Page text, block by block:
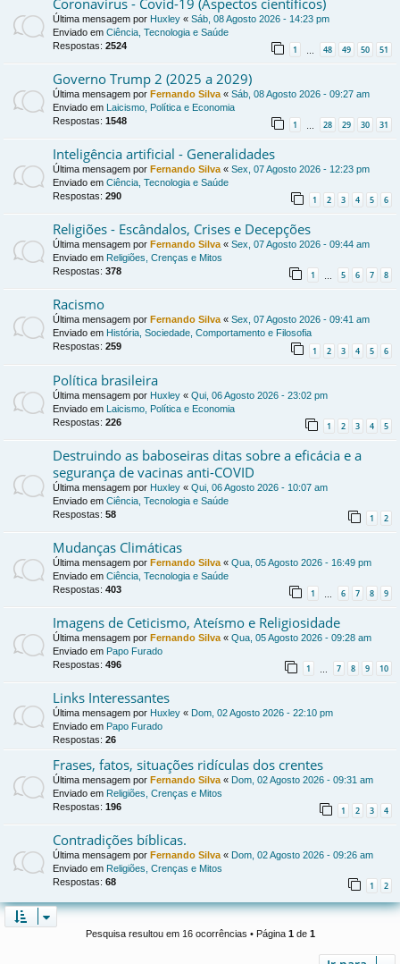
Coronavirus - Covid-19 (Aspectos científicos)
Última mensagem por Huxley « Sáb, 08 Agosto 2026 - 14:23 pm
Enviado em Ciência, Tecnologia e Saúde
Respostas: 2524 1 … 48 49 50 51
Governo Trump 2 (2025 a 2029)
Última mensagem por Fernando Silva « Sáb, 08 Agosto 2026 - 09:27 am
Enviado em Laicismo, Política e Economia
Respostas: 1548 1 … 28 29 30 31
Inteligência artificial - Generalidades
Última mensagem por Fernando Silva « Sex, 07 Agosto 2026 - 12:23 pm
Enviado em Ciência, Tecnologia e Saúde
Respostas: 290 1 2 3 4 5 6
Religiões - Escândalos, Crises e Decepções
Última mensagem por Fernando Silva « Sex, 07 Agosto 2026 - 09:44 am
Enviado em Religiões, Crenças e Mitos
Respostas: 378 1 … 5 6 7 8
Racismo
Última mensagem por Fernando Silva« Sex, 07 Agosto 2026 - 09:41 am
Enviado em História, Sociedade, Comportamento e Filosofia
Respostas: 259 1 2 3 4 5 6
Política brasileira
Última mensagem por Huxley « Qui, 06 Agosto 2026 - 23:02 pm
Enviado em Laicismo, Política e Economia
Respostas: 226 1 2 3 4 5
Destruindo as baboseiras ditas sobre a eficácia e a
segurança de vacinas anti-COVID
Última mensagem por Huxley « Qui, 06 Agosto 2026 - 10:07 am
Enviado em Ciência, Tecnologia e Saúde
Respostas: 58 1 2
Mudanças Climáticas
Última mensagem por Fernando Silva « Qua, 05 Agosto 2026 - 16:49 pm
Enviado em Ciência, Tecnologia e Saúde
Respostas: 403 1 6 7 8 9
Imagens de Ceticismo, Ateísmo e Religiosidade
Última mensagem por Fernando Silva « Qua, 05 Agosto 2026 - 09:28 am
Enviado em Papo Furado
Respostas: 496 1 7 8 9 10
Links Interessantes
Última mensagem por Huxley « Dom, 02 Agosto 2026 - 22:10 pm
Enviado em Papo Furado
Respostas: 26
Frases, fatos, situações ridículas dos crentes
Última mensagem por Fernando Silva « Dom, 02 Agosto 2026 - 09:31 am
Enviado em Religiões, Crenças e Mitos
Respostas: 196 1 2 3 4
Contradições bíblicas.
Última mensagem por Fernando Silva « Dom, 02 Agosto 2026 - 09:26 am
Enviado em Religiões, Crenças e Mitos
Respostas: 68 1 2
Pesquisa resultou em 16 ocorrências • Página 1de 1